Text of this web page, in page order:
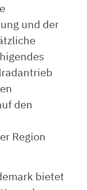
und der
den
Region
bietet